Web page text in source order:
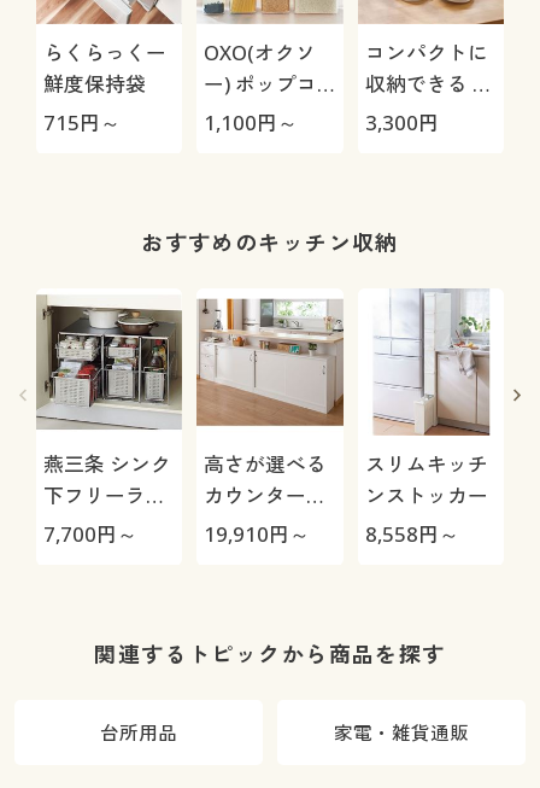
らくらっくー
鮮度保持袋
715円～
OXO(オクソ
ー) ポップコ
ンテナ
1,100円～
コンパクトに
収納できる 栗
原はるみ スラ
3,300円
おすすめのキッチン収納
燕三条 シンク
下フリーラッ
ク/引き出し付
7,700円～
高さが選べる
カウンター下
収納(引き戸
19,910円～
スリムキッチ
ンストッカー
8,558円～
関連するトピックから商品を探す
台所用品 家電・雑貨通販